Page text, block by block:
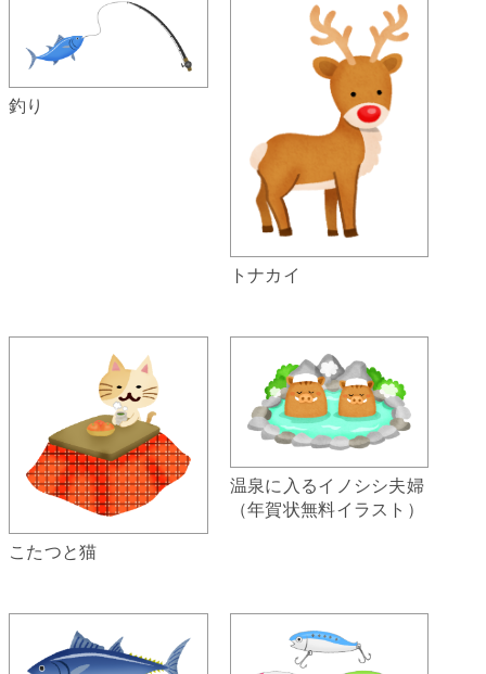
釣り
トナカイ
こたつと猫
温泉に入るイノシシ夫婦
（年賀状無料イラスト）